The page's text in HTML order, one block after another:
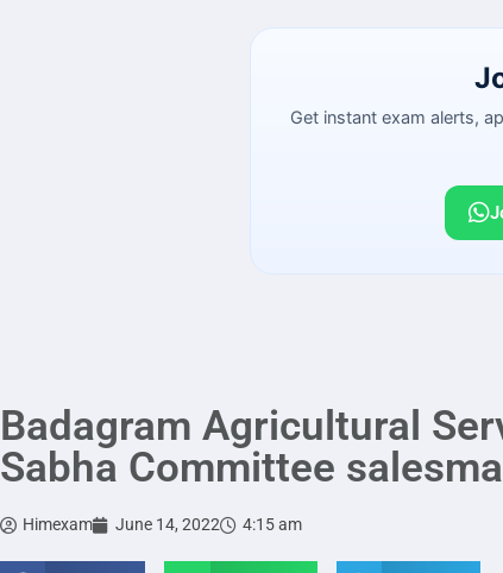
Get instant exam alerts,
Badagram Agricultural
Sabha Committee
Himexam June 14, 2022 4:15 am